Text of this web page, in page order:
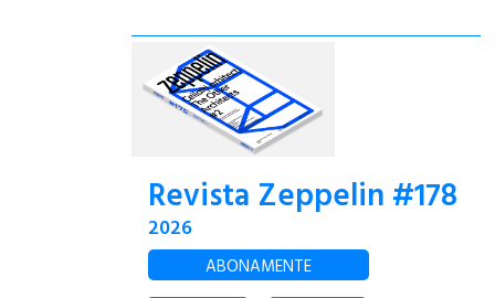
Revista Zeppelin #178
2026
ABONAMENTE